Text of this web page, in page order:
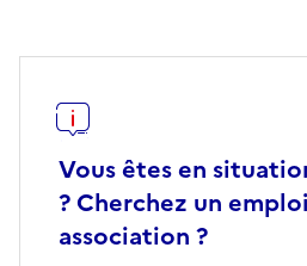
Vous êtes en
? Cherchez un
association ?